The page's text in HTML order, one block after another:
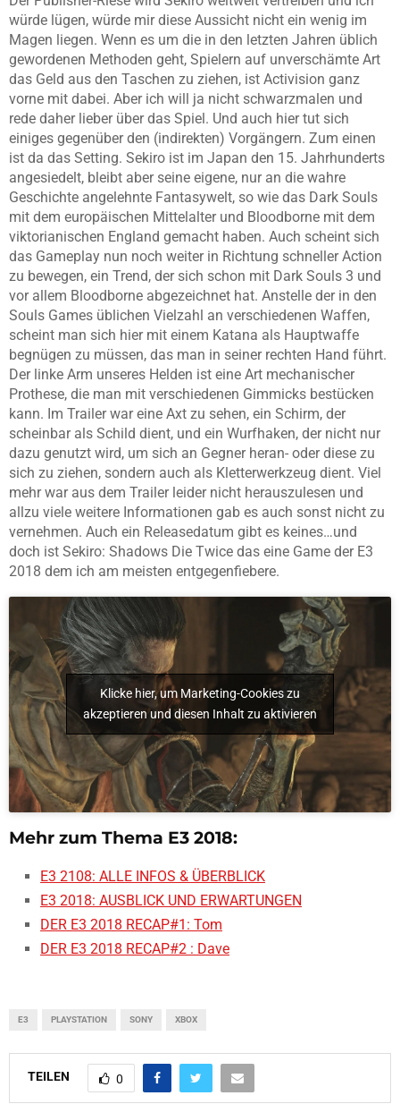
würde lügen, würde mir diese Aussicht nicht ein wenig im
Magen liegen. Wenn es um die in den letzten Jahren üblich
gewordenen Methoden geht, Spielern auf unverschämte Art
das Geld aus den Taschen zu ziehen, ist Activision ganz
vorne mit dabei. Aber ich will ja nicht schwarzmalen und
rede daher lieber über das Spiel. Und auch hier tut sich
einiges gegenüber den (indirekten) Vorgängern. Zum einen
ist da das Setting. Sekiro ist im Japan den 15. Jahrhunderts
angesiedelt, bleibt aber seine eigene, nur an die wahre
Geschichte angelehnte Fantasywelt, so wie das Dark Souls
mit dem europäischen Mittelalter und Bloodborne mit dem
viktorianischen England gemacht haben. Auch scheint sich
das Gameplay nun noch weiter in Richtung schneller Action
zu bewegen, ein Trend, der sich schon mit Dark Souls 3 und
vor allem Bloodborne abgezeichnet hat. Anstelle der in den
Souls Games üblichen Vielzahl an verschiedenen Waffen,
scheint man sich hier mit einem Katana als Hauptwaffe
begnügen zu müssen, das man in seiner rechten Hand führt.
Der linke Arm unseres Helden ist eine Art mechanischer
Prothese, die man mit verschiedenen Gimmicks bestücken
kann. Im Trailer war eine Axt zu sehen, ein Schirm, der
scheinbar als Schild dient, und ein Wurfhaken, der nicht nur
dazu genutzt wird, um sich an Gegner heran- oder diese zu
sich zu ziehen, sondern auch als Kletterwerkzeug dient. Viel
mehr war aus dem Trailer leider nicht herauszulesen und
allzu viele weitere Informationen gab es auch sonst nicht zu
vernehmen. Auch ein Releasedatum gibt es keines…und
doch ist Sekiro: Shadows Die Twice das eine Game der E3
2018 dem ich am meisten entgegenfiebere.
Klicke hier, um Marketing-Cookies zu
akzeptieren und diesen Inhalt zu aktivieren
Mehr zum Thema E3 2018:
E3 2108: ALLE INFOS & ÜBERBLICK
E3 2018: AUSBLICK UND ERWARTUNGEN
DER E3 2018 RECAP#1: Tom
DER E3 2018 RECAP#2 : Dave
E3 PLAYSTATION SONY XBOX
TEILEN 0